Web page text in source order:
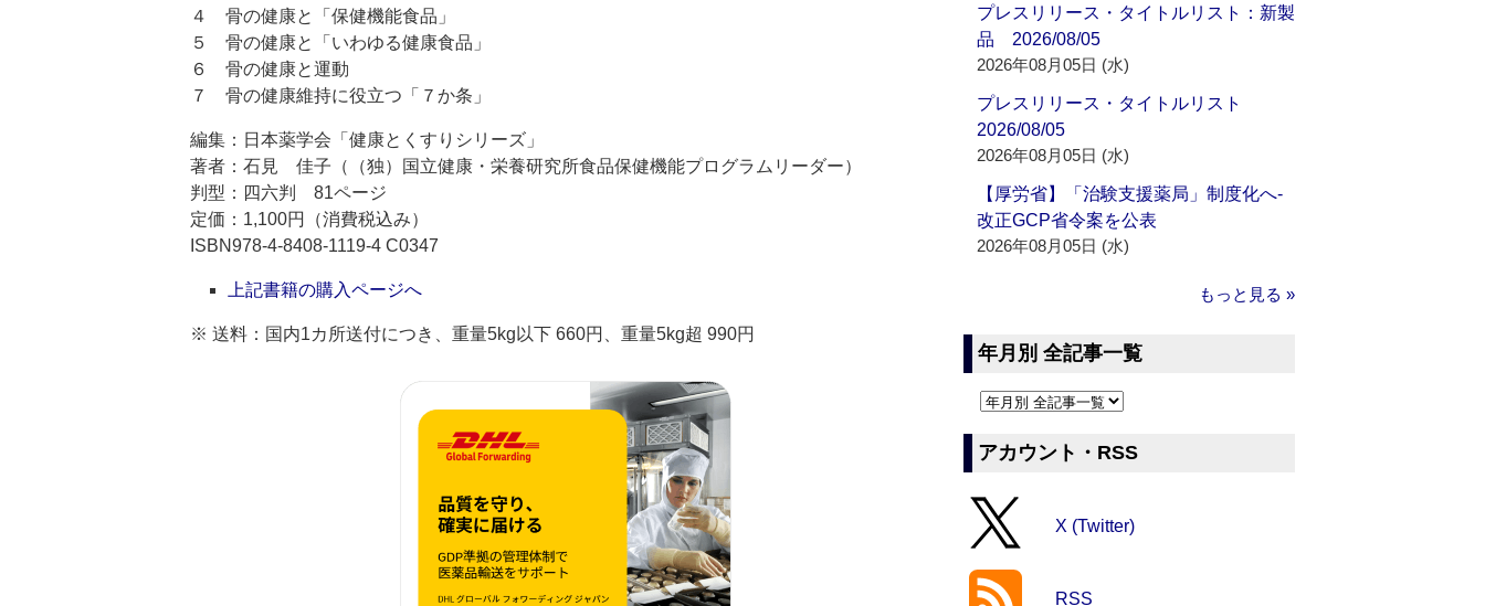
４ 骨の健康と「保健機能食品」
５ 骨の健康と「いわゆる健康食品」
６ 骨の健康と運動
７ 骨の健康維持に役立つ「７か条」
編集：日本薬学会「健康とくすりシリーズ」
著者：石見 佳子（（独）国立健康・栄養研究所食品保健機能プログラムリーダー）
判型：四六判 81ページ
定価：1,100円（消費税込み）
ISBN978-4-8408-1119-4 C0347
上記書籍の購入ページへ
※ 送料：国内1カ所送付につき、重量5kg以下 660円、重量5kg超 990円
プレスリリース・タイトルリスト：新製
品 2026/08/05
2026年08月05日 (水)
プレスリリース・タイトルリスト
2026/08/05
2026年08月05日 (水)
【厚労省】「治験支援薬局」制度化へ‐
改正GCP省令案を公表
2026年08月05日 (水)
もっと見る »
年月別 全記事一覧
アカウント・RSS
X (Twitter)
RSS